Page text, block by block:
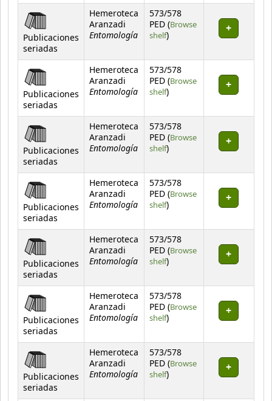
Publicaciones
seriadas
Hemeroteca
Aranzadi
Entomología
573/578
PED (Browse
shelf(Opens below)
)
Publicaciones
seriadas
Hemeroteca
Aranzadi
Entomología
573/578
PED (Browse
shelf(Opens below)
)
Publicaciones
seriadas
Hemeroteca
Aranzadi
Entomología
573/578
PED (Browse
shelf(Opens below)
)
Publicaciones
seriadas
Hemeroteca
Aranzadi
Entomología
573/578
PED (Browse
shelf(Opens below)
)
Publicaciones
seriadas
Hemeroteca
Aranzadi
Entomología
573/578
PED (Browse
shelf(Opens below)
)
Publicaciones
seriadas
Hemeroteca
Aranzadi
Entomología
573/578
PED (Browse
shelf(Opens below)
)
Publicaciones
seriadas
Hemeroteca
Aranzadi
Entomología
573/578
PED (Browse
shelf(Opens below)
)